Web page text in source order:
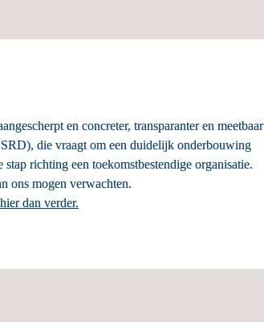
en concreter, transparanter en meetbaar
die vraagt om een duidelijk onderbouwing
richting een toekomstbestendige organisatie.
ons mogen verwachten.
dan verder.